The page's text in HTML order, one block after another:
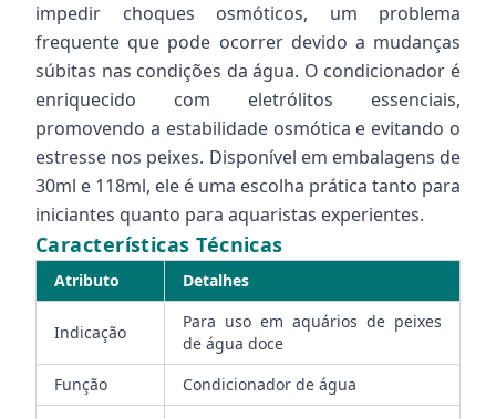
impedir choques osmóticos, um problema
frequente que pode ocorrer devido a mudanças
súbitas nas condições da água. O condicionador é
enriquecido com eletrólitos essenciais,
promovendo a estabilidade osmótica e evitando o
estresse nos peixes. Disponível em embalagens de
30ml e 118ml, ele é uma escolha prática tanto para
iniciantes quanto para aquaristas experientes.
Características Técnicas
Atributo Detalhes
Indicação
Para uso em aquários de peixes
de água doce
Função
Condicionador de água